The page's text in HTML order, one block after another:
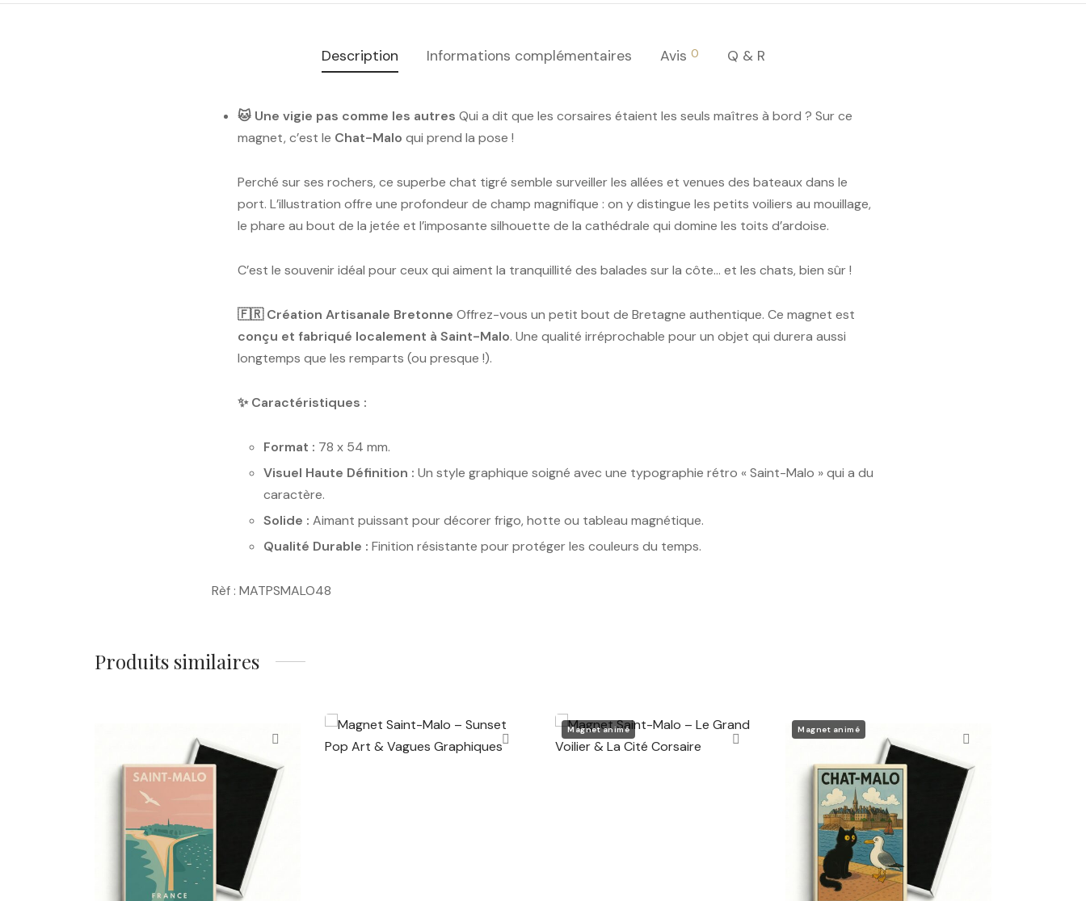
Description Informations complémentaires Avis 0 Q & R
🐱 Une vigie pas comme les autres Qui a dit que les corsaires étaient les seuls maîtres à bord ? Sur ce
magnet, c’est le Chat-Malo qui prend la pose !
Perché sur ses rochers, ce superbe chat tigré semble surveiller les allées et venues des bateaux dans le
port. L’illustration offre une profondeur de champ magnifique : on y distingue les petits voiliers au mouillage,
le phare au bout de la jetée et l’imposante silhouette de la cathédrale qui domine les toits d’ardoise.
C’est le souvenir idéal pour ceux qui aiment la tranquillité des balades sur la côte… et les chats, bien sûr !
🇫🇷 Création Artisanale Bretonne Offrez-vous un petit bout de Bretagne authentique. Ce magnet est
conçu et fabriqué localement à Saint-Malo. Une qualité irréprochable pour un objet qui durera aussi
longtemps que les remparts (ou presque !).
✨ Caractéristiques :
Format : 78 x 54 mm.
Visuel Haute Définition : Un style graphique soigné avec une typographie rétro « Saint-Malo » qui a du
caractère.
Solide : Aimant puissant pour décorer frigo, hotte ou tableau magnétique.
Qualité Durable : Finition résistante pour protéger les couleurs du temps.
Rèf : MATPSMALO48
Produits similaires
Magnet Saint-Malo – Vue
Aérienne Pastel & Ciel
Rose
€
Magnet animé Magnet animé
Magnet Chat-Malo
4,00€